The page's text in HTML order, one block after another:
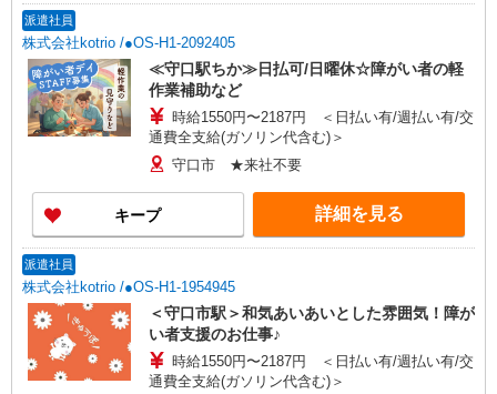
派遣社員
株式会社kotrio /●OS-H1-2092405
≪守口駅ちか≫日払可/日曜休☆障がい者の軽
作業補助など
時給1550円〜2187円 ＜日払い有/週払い有/交
通費全支給(ガソリン代含む)＞
守口市 ★来社不要
キープ 詳細を見る
派遣社員
株式会社kotrio /●OS-H1-1954945
＜守口市駅＞和気あいあいとした雰囲気！障が
い者支援のお仕事♪
時給1550円〜2187円 ＜日払い有/週払い有/交
通費全支給(ガソリン代含む)＞